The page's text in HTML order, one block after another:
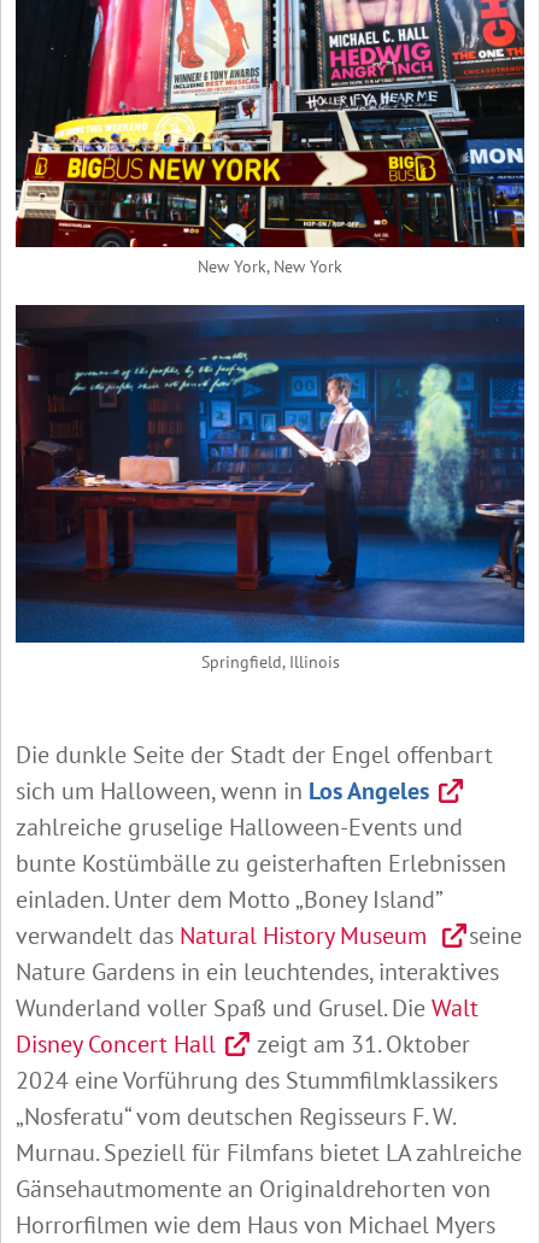
New York, New York
Springfield, Illinois
Die dunkle Seite der Stadt der Engel offenbart
sich um Halloween, wenn in Los Angeles
zahlreiche gruselige Halloween-Events und
bunte Kostümbälle zu geisterhaften Erlebnissen
einladen. Unter dem Motto „Boney Island”
verwandelt das Natural History Museum
seine
Nature Gardens in ein leuchtendes, interaktives
Wunderland voller Spaß und Grusel. DieWalt
Disney Concert Hall
zeigt am 31. Oktober
2024 eine Vorführung des Stummfilmklassikers
„Nosferatu“ vom deutschen Regisseurs F. W.
Murnau. Speziell für Filmfans bietet LA zahlreiche
Gänsehautmomente an Originaldrehorten von
Horrorfilmen wie dem Haus von Michael Myers